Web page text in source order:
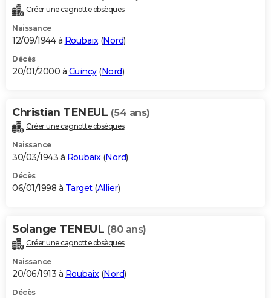
Créer une cagnotte obsèques
Naissance
12/09/1944 à Roubaix(Nord)
Décès
20/01/2000 à Cuincy(Nord)
Christian TENEUL (54 ans)
Créer une cagnotte obsèques
Naissance
30/03/1943 à Roubaix(Nord)
Décès
06/01/1998 à Target(Allier)
Solange TENEUL (80 ans)
Créer une cagnotte obsèques
Naissance
20/06/1913 à Roubaix(Nord)
Décès